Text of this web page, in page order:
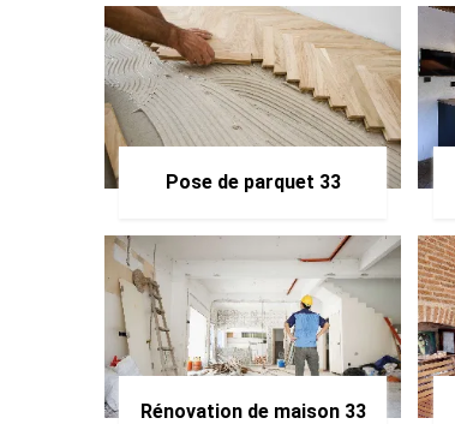
Pose de parquet 33
Rénovation de maison 33